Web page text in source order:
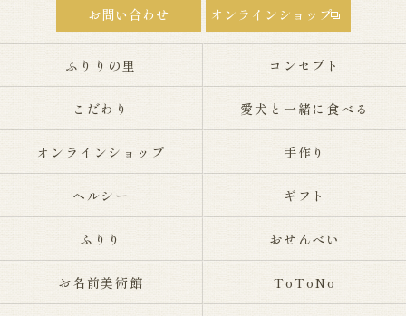
お問い合わせ オンラインショップ
ふりりの里 コンセプト
こだわり 愛犬と一緒に食べる
オンラインショップ 手作り
ヘルシー ギフト
ふりり おせんべい
お名前美術館 ToToNo